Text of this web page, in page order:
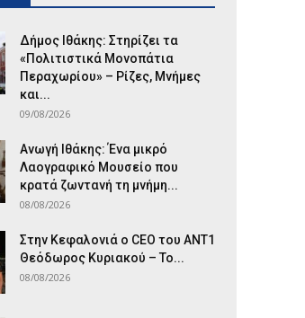
Δήμος Ιθάκης: Στηρίζει τα
«Πολιτιστικά Μονοπάτια
Περαχωρίου» – Ρίζες, Μνήμες
και...
09/08/2026
Ανωγή Ιθάκης: Ένα μικρό
Λαογραφικό Μουσείο που
κρατά ζωντανή τη μνήμη...
08/08/2026
Στην Κεφαλονιά ο CEO του ANT1
Θεόδωρος Κυριακού – Το...
08/08/2026